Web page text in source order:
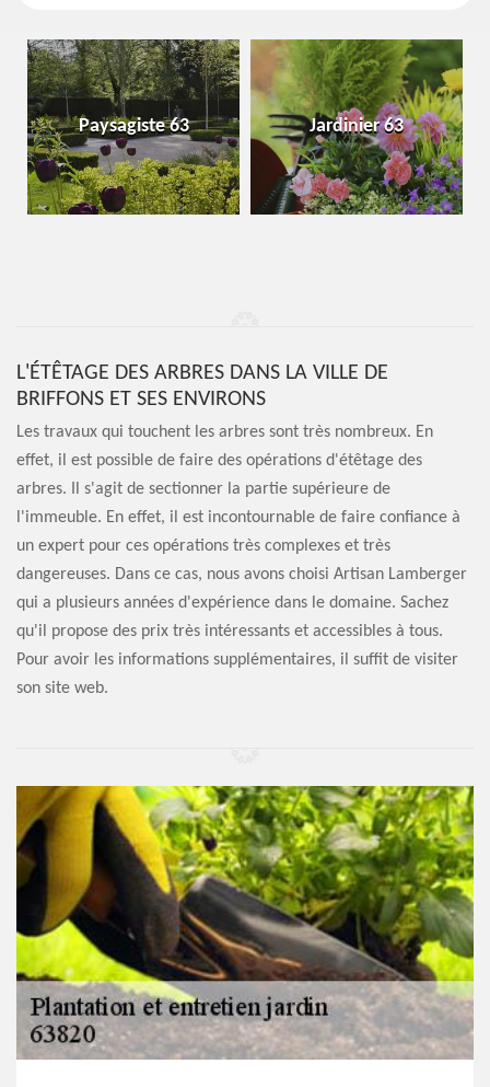
Paysagiste 63 Jardinier 63
L'ÉTÊTAGE DES ARBRES DANS LA VILLE DE
BRIFFONS ET SES ENVIRONS
Les travaux qui touchent les arbres sont très nombreux. En
effet, il est possible de faire des opérations d'étêtage des
arbres. Il s'agit de sectionner la partie supérieure de
l'immeuble. En effet, il est incontournable de faire confiance à
un expert pour ces opérations très complexes et très
dangereuses. Dans ce cas, nous avons choisi Artisan Lamberger
qui a plusieurs années d'expérience dans le domaine. Sachez
qu'il propose des prix très intéressants et accessibles à tous.
Pour avoir les informations supplémentaires, il suffit de visiter
son site web.